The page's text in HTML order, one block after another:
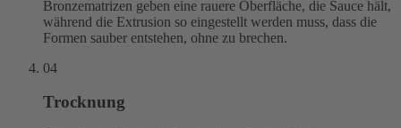
Bronzematrizen geben eine rauere Oberfläche, die Sauce hält,
während die Extrusion so eingestellt werden muss, dass die
Formen sauber entstehen, ohne zu brechen.
04
Trocknung